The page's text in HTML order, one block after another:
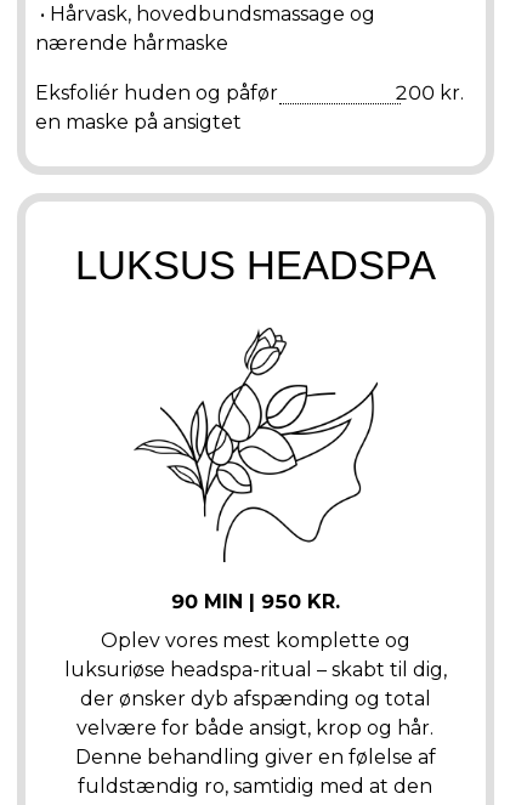
LUKSUS HEADSPA
90 MIN | 950 KR.
Oplev vores mest komplette og
luksuriøse headspa-ritual – skabt til dig,
der ønsker dyb afspænding og total
velvære for både ansigt, krop og hår.
Denne behandling giver en følelse af
fuldstændig ro, samtidig med at den
• Hårvask, hovedbundsmassage og
nærende hårmaske
Eksfoliér huden og påfør
en maske på ansigtet
200 kr.